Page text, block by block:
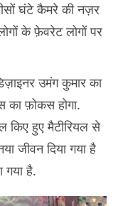
घंटे कैमरे की नज़र
के फ़ेवरेट लोगों पर
उमंग कुमार का
का फ़ोकस होगा.
किए हुए मैटीरियल से
जीवन दिया गया है
गया है.